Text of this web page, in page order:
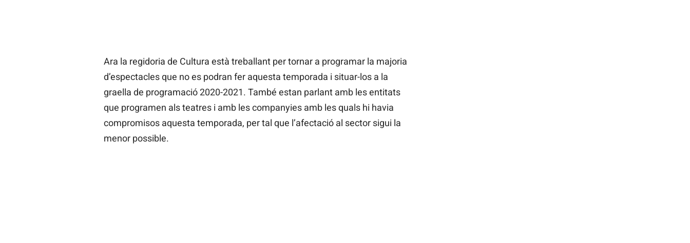
Ara la regidoria de Cultura està treballant per tornar a programar la majoria
d’espectacles que no es podran fer aquesta temporada i situar-los a la
graella de programació 2020-2021. També estan parlant amb les entitats
que programen als teatres i amb les companyies amb les quals hi havia
compromisos aquesta temporada, per tal que l’afectació al sector sigui la
menor possible.